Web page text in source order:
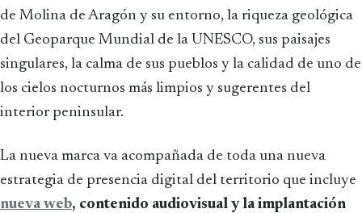
de Molina de Aragón y su entorno, la riqueza geológica
del Geoparque Mundial de la UNESCO, sus paisajes
singulares, la calma de sus pueblos y la calidad de uno de
los cielos nocturnos más limpios y sugerentes del
interior peninsular.
La nueva marca va acompañada de toda una nueva
estrategia de presencia digital del territorio que incluye
nueva web, contenido audiovisual y la implantación